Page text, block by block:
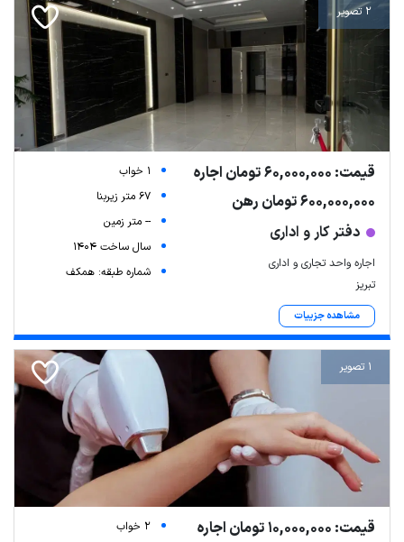
2 تصویر
قیمت: 60,000,000 تومان اجاره
600,000,000 تومان رهن
دفتر کار و اداری
اجاره واحد تجاری و اداری
تبریز
مشاهده جزییات
1 خواب
67 متر زیربنا
-- متر زمین
سال ساخت 1404
شماره طبقه: همکف
1 تصویر
قیمت: 10,000,000 تومان اجاره 2 خواب